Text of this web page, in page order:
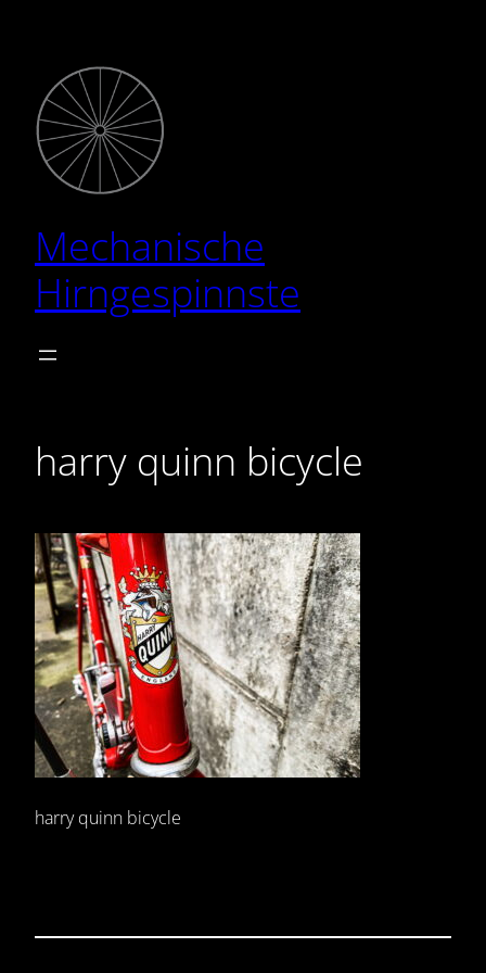
springen
Mechanische
Hirngespinnste
harry quinn bicycle
harry quinn bicycle